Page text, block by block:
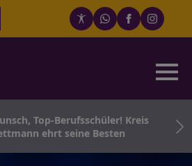
Top-Berufsschüler! Kreis
ehrt seine Besten